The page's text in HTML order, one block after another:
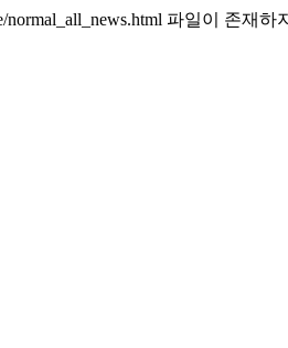
normal_all_news.html 파일이 존재하